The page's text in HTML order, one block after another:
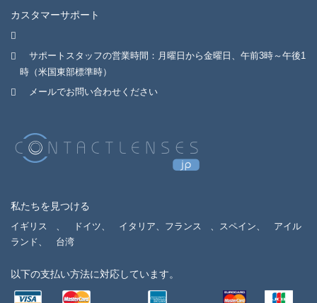
カスタマーサポート
サポートスタッフの営業時間：月曜日から金曜日、午前3時～午後1
時（米国東部標準時）
メールでお問い合わせください
私たちを見つける
イギリス ドイツ、 イタリア、フランス 、スペイン、
アイル
ランド、
台湾
以下の支払い方法に対応しています。